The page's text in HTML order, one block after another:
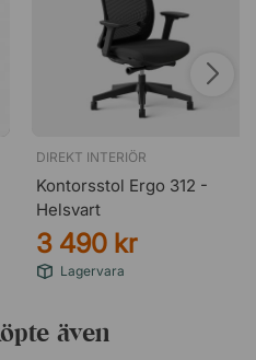
DIREKT INTERIÖR
Kontorsstol Ergo 312 -
Helsvart
3 490 kr
Lagervara
även